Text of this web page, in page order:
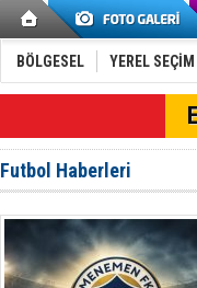
BÖLGESEL YEREL SEÇİM
Futbol Haberleri